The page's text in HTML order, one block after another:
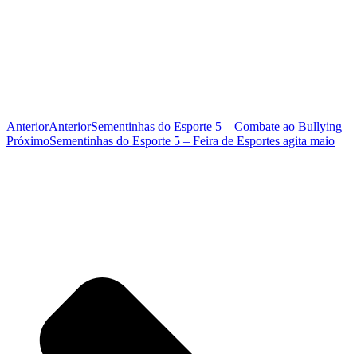
AnteriorAnteriorSementinhas do Esporte 5 – Combate ao Bullying
PróximoSementinhas do Esporte 5 – Feira de Esportes agita maio